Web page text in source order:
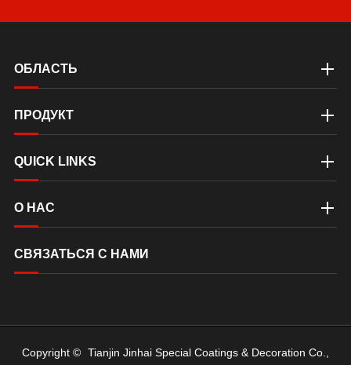
ОБЛАСТЬ
ПРОДУКТ
QUICK LINKS
О НАС
СВЯЗАТЬСЯ С НАМИ
Copyright © Tianjin Jinhai Special Coatings & Decoration Co.,